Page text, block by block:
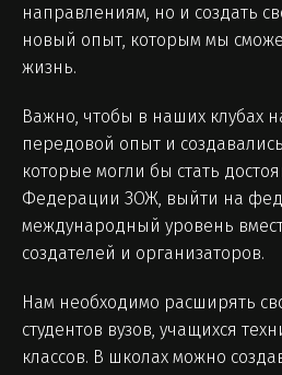
направлениям, но и создать
новый опыт, которым мы
жизнь.
Важно, чтобы в наших клубах
передовой опыт и
которые могли бы стать
Федерации ЗОЖ, выйти на
международный уровень
создателей и организаторов.
Нам необходимо расширять
студентов вузов, учащихся
классов. В школах можно